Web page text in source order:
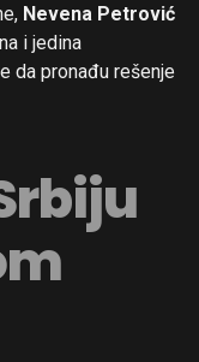
Nevena Petrović
i jedina
da pronađu rešenje